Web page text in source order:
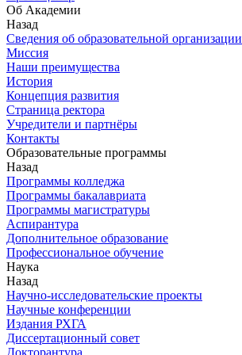
Об Академии
Назад
Сведения об образовательной организации
Миссия
Наши преимущества
История
Концепция развития
Страница ректора
Учредители и партнёры
Контакты
Образовательные программы
Назад
Программы колледжа
Программы бакалавриата
Программы магистратуры
Аспирантура
Дополнительное образование
Профессиональное обучение
Наука
Назад
Научно-исследовательские проекты
Научные конференции
Издания РХГА
Диссертационный совет